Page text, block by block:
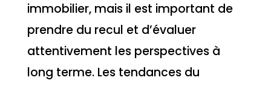
immobilier, mais il est important de
prendre du recul et d’évaluer
attentivement les perspectives à
long terme. Les tendances du